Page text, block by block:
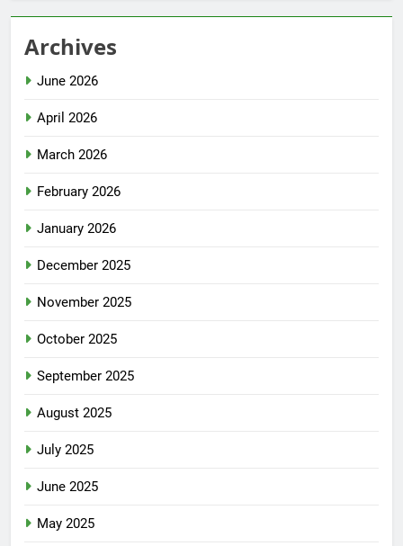
Archives
June 2026
April 2026
March 2026
February 2026
January 2026
December 2025
November 2025
October 2025
September 2025
August 2025
July 2025
June 2025
May 2025